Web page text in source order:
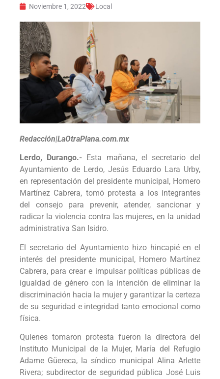
Noviembre 1, 2022 Local
Redacción|LaOtraPlana.com.mx
Lerdo, Durango.- Esta mañana, el secretario del
Ayuntamiento de Lerdo, Jesús Eduardo Lara Urby,
en representación del presidente municipal, Homero
Martínez Cabrera, tomó protesta a los integrantes
del consejo para prevenir, atender, sancionar y
radicar la violencia contra las mujeres, en la unidad
administrativa San Isidro.
El secretario del Ayuntamiento hizo hincapié en el
interés del presidente municipal, Homero Martínez
Cabrera, para crear e impulsar políticas públicas de
igualdad de género con la intención de eliminar la
discriminación hacia la mujer y garantizar la certeza
de su seguridad e integridad tanto emocional como
física.
Quienes tomaron protesta fueron la directora del
Instituto Municipal de la Mujer, María del Refugio
Adame Güereca, la síndico municipal Alina Arlette
Rivera; subdirector de seguridad pública José Luis